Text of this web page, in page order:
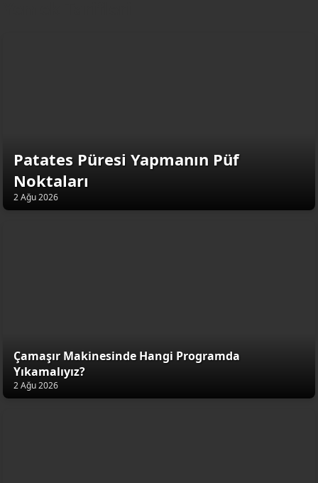
Patates Püresi Yapmanın Püf
Noktaları
2 Ağu 2026
Çamaşır Makinesinde Hangi Programda
Yıkamalıyız?
2 Ağu 2026